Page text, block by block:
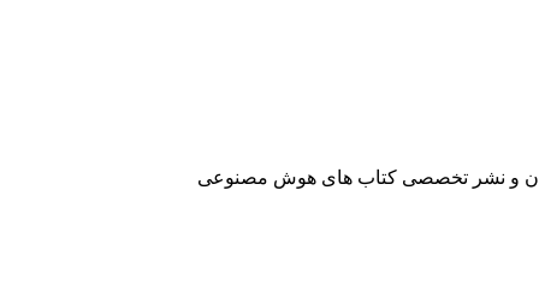
و نشر تخصصی کتاب های هوش مصنوعی